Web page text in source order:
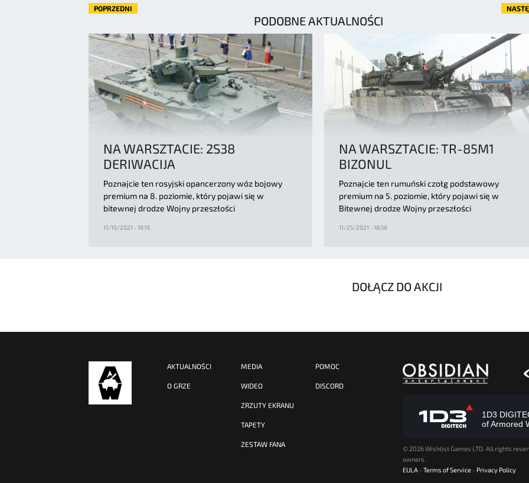
POPRZEDNI
PODOBNE AKTUALNOŚCI
NA WARSZTACIE: 2S38
DERIWACIJA
Poznajcie ten rosyjski opancerzony wóz bojowy
premium na 8. poziomie, który pojawi się w
bitewnej drodze Wojny przeszłości
11/10/2021 - 18:15
NA WARSZTACIE: TR-85M1
BIZONUL
Poznajcie ten rumuński czołg podstawowy
premium na 5. poziomie, który pojawi się w
Bitewnej drodze Wojny przeszłości
11/25/2021 - 18:58
DOŁĄCZ DO AKCJI
AKTUALNOŚCI
O GRZE
MEDIA
WIDEO
ZRZUTY EKRANU
TAPETY
ZESTAW FANA
POMOC
DISCORD
1D3
of Armored
© 2026 Wishlist Games LTD. All rights
owners.
EULA - Terms of Service - Privacy Policy